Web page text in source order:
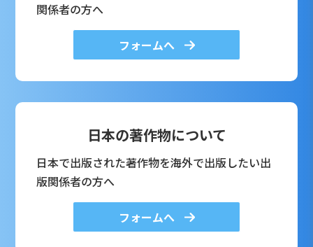
関係者の方へ
フォームへ
日本の著作物について
日本で出版された著作物を海外で出版したい出
版関係者の方へ
フォームへ